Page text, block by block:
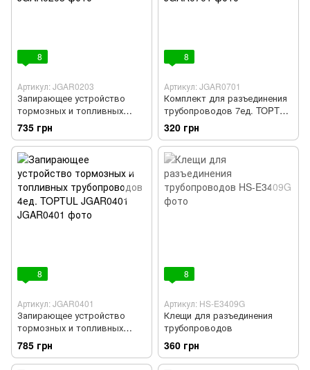
8
Артикул: JGAR0203
Запирающее устройство
тормозных и топливных
трубопроводов 4 в 1
TOPTUL JGAR0203
735 грн
8
Артикул: JGAR0701
Комплект для разъединения
трубопроводов 7ед. TOPTUL
JGAR0701
320 грн
8
Артикул: JGAR0401
Запирающее устройство
тормозных и топливных
трубопроводов 4ед. TOPTUL
JGAR0401
785 грн
8
Артикул: HS-E3409G
Клещи для разъединения
трубопроводов
360 грн